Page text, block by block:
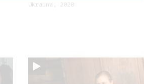
Ukraina, 2020